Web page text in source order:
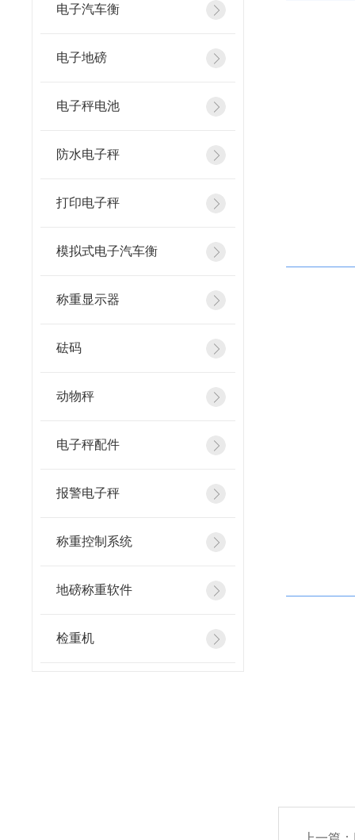
电子汽车衡
电子地磅
电子秤电池
防水电子秤
打印电子秤
模拟式电子汽车衡
称重显示器
砝码
动物秤
电子秤配件
报警电子秤
称重控制系统
地磅称重软件
检重机